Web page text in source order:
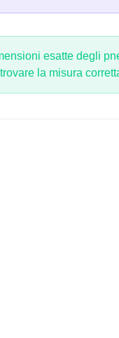
esatte degli
la misura